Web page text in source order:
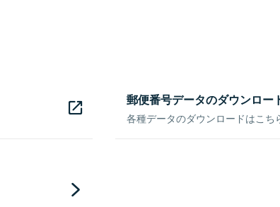
郵便番号データのダウンロー
各種データのダウンロードはこち